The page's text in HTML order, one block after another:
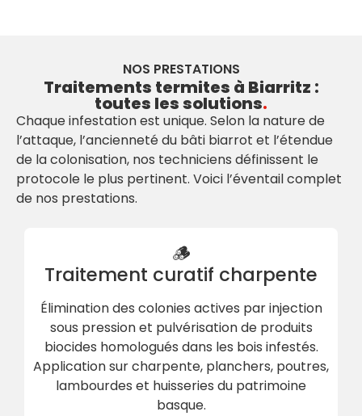
NOS PRESTATIONS
Traitements termites à Biarritz :
toutes les solutions.
Chaque infestation est unique. Selon la nature de
l’attaque, l’ancienneté du bâti biarrot et l’étendue
de la colonisation, nos techniciens définissent le
protocole le plus pertinent. Voici l’éventail complet
de nos prestations.
🪵
Traitement curatif charpente
Élimination des colonies actives par injection
sous pression et pulvérisation de produits
biocides homologués dans les bois infestés.
Application sur charpente, planchers, poutres,
lambourdes et huisseries du patrimoine
basque.